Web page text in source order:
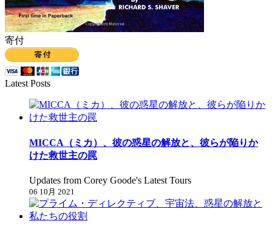
寄付
Latest Posts
MICCA（ミカ）、彼の惑星の解放と、彼らが陥りか
けた救世主の罠
Updates from Corey Goode's Latest Tours
06 10月 2021